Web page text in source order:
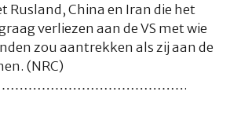
Rusland, China en Iran die het
verliezen aan de VS met wie
zou aantrekken als zij aan de
(NRC)